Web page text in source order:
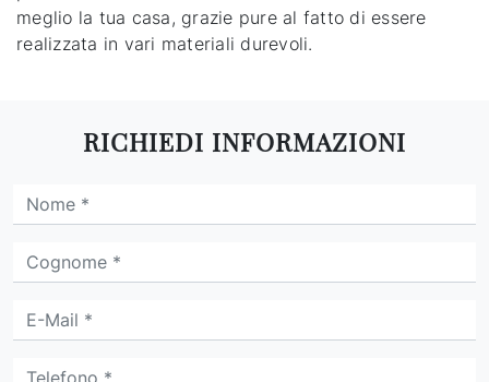
meglio la tua casa, grazie pure al fatto di essere
realizzata in vari materiali durevoli.
RICHIEDI INFORMAZIONI